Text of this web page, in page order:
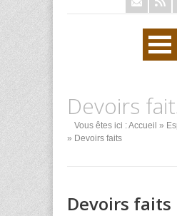
Devoirs
Vous êtes ici :Accueil »
» Devoirs faits
Devoirs faits